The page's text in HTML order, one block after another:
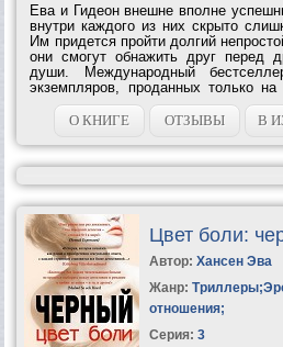
Ева и Гидеон внешне вполне
внутри каждого из них скрыто
Им придется пройти долгий
они смогут обнажить друг перед
души. Международный
экземпляров, проданных только
2012 года. По свидетельству
за последнее...
О КНИГЕ ОТЗЫВЫ В
Цвет боли:
Автор: Хансен Эва
Жанр: Триллеры;
отношения;
Серия: 3